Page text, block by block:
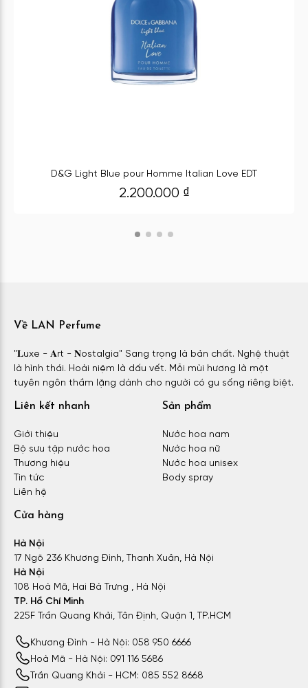
D&G Light Blue pour Homme Italian Love EDT
2.200.000 ₫
Về LAN Perfume
"𝐋uxe - 𝐀rt - 𝐍ostalgia" Sang trọng là bản chất. Nghệ thuật
là hình thái. Hoài niệm là dấu vết. Mỗi mùi hương là một
tuyên ngôn thầm lặng dành cho người có gu sống riêng biệt.
Liên kết nhanh
Giới thiệu
Bộ sưu tập nước hoa
Thương hiệu
Tin tức
Liên hệ
Sản phẩm
Nước hoa nam
Nước hoa nữ
Nước hoa unisex
Body spray
Cửa hàng
Hà Nội
17 Ngõ 236 Khương Đình, Thanh Xuân, Hà Nội
Hà Nội
108 Hoà Mã, Hai Bà Trưng , Hà Nội
TP. Hồ Chí Minh
225F Trần Quang Khải, Tân Định, Quận 1, TP.HCM
Khương Đình - Hà Nội: 058 950 6666
Hoà Mã - Hà Nội: 091 116 5686
Trần Quang Khải - HCM: 085 552 8668